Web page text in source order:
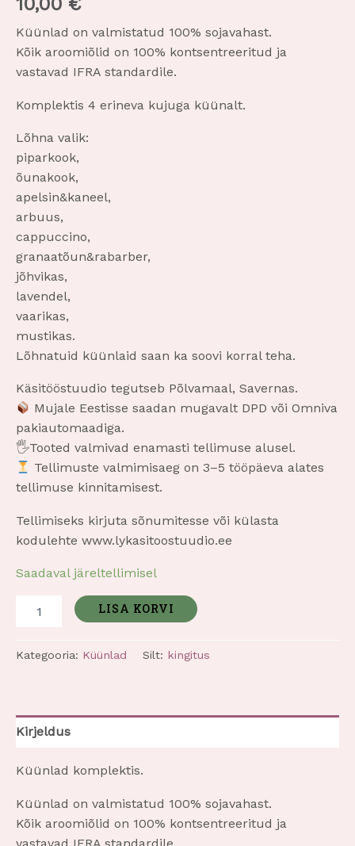
Küünlad on valmistatud 100% sojavahast.
Kõik aroomiõlid on 100% kontsentreeritud ja
vastavad IFRA standardile.
Komplektis 4 erineva kujuga küünalt.
Lõhna valik:
piparkook,
õunakook,
apelsin&kaneel,
arbuus,
cappuccino,
granaatõun&rabarber,
jõhvikas,
lavendel,
vaarikas,
mustikas.
Lõhnatuid küünlaid saan ka soovi korral teha.
Käsitööstuudio tegutseb Põlvamaal, Savernas.
Mujale Eestisse saadan mugavalt DPD või Omniva
pakiautomaadiga.
🖐️Tooted valmivad enamasti tellimuse alusel.
Tellimuste valmimisaeg on 3–5 tööpäeva alates
tellimuse kinnitamisest.
Tellimiseks kirjuta sõnumitesse või külasta
kodulehte www.lykasitoostuudio.ee
Saadaval järeltellimisel
LISA KORVI
Kategooria: Küünlad Silt: kingitus
Kirjeldus
Küünlad komplektis.
Küünlad on valmistatud 100% sojavahast.
Kõik aroomiõlid on 100% kontsentreeritud ja
vastavad IFRA standardile.